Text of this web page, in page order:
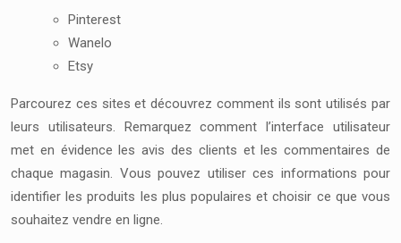
Pinterest
Wanelo
Etsy
Parcourez ces sites et découvrez comment ils sont utilisés par
leurs utilisateurs. Remarquez comment l’interface utilisateur
met en évidence les avis des clients et les commentaires de
chaque magasin. Vous pouvez utiliser ces informations pour
identifier les produits les plus populaires et choisir ce que vous
souhaitez vendre en ligne.